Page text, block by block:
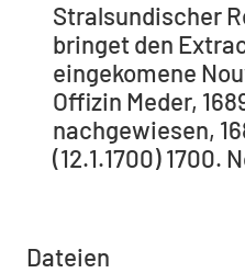
Stralsundischer
bringet den
eingekomene
Offizin Meder,
nachgewiesen,
(12.1.1700) 1700.
Dateien